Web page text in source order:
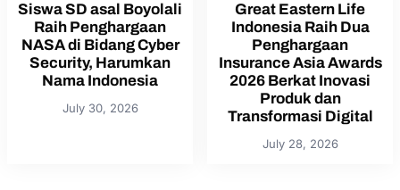
Siswa SD asal Boyolali
Raih Penghargaan
NASA di Bidang Cyber
Security, Harumkan
Nama Indonesia
July 30, 2026
Great Eastern Life
Indonesia Raih Dua
Penghargaan
Insurance Asia Awards
2026 Berkat Inovasi
Produk dan
Transformasi Digital
July 28, 2026